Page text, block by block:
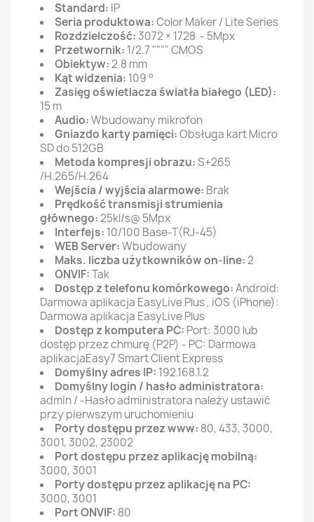
Standard: IP
Seria produktowa:Color Maker / Lite Series
Rozdzielczość:3072 × 1728 - 5Mpx
Przetwornik: 1/2.7 """" CMOS
Obiektyw:2.8 mm
Kąt widzenia: 109 °
Zasięg oświetlacza światła białego (LED):
15 m
Audio:Wbudowany mikrofon
Gniazdo karty pamięci:Obsługa kart Micro
SD do 512GB
Metoda kompresji obrazu:S+265
/H.265/H.264
Wejścia / wyjścia alarmowe: Brak
Prędkość transmisji strumienia
głównego:25kl/s@ 5Mpx
Interfejs: 10/100 Base-T(RJ-45)
WEB Server:Wbudowany
Maks. liczba użytkowników on-line:2
ONVIF:Tak
Dostęp z telefonu komórkowego:Android:
Darmowa aplikacja EasyLive Plus , iOS (iPhone):
Darmowa aplikacja EasyLive Plus
Dostęp z komputera PC: Port: 3000 lub
dostęp przez chmurę (P2P) - PC: Darmowa
aplikacjaEasy7 Smart Client Express
Domyślny adres IP: 192.168.1.2
Domyślny login / hasło administratora:
admin / -Hasło administratora należy ustawić
przy pierwszym uruchomieniu
Porty dostępu przez www: 80, 433, 3000,
3001, 3002, 23002
Port dostępu przez aplikację mobilną:
3000, 3001
Porty dostępu przez aplikację na PC:
3000, 3001
Port ONVIF: 80